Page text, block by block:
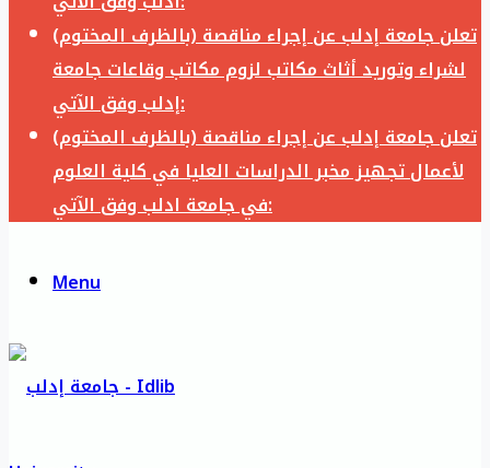
تعلن جامعة إدلب عن إجراء مناقصة (بالظرف المختوم)
لشراء وتوريد أثاث مكاتب لزوم مكاتب وقاعات جامعة
إدلب وفق الآتي:
تعلن جامعة إدلب عن إجراء مناقصة (بالظرف المختوم)
لأعمال تجهيز مخبر الدراسات العليا في كلية العلوم
في جامعة ادلب وفق الآتي:
Menu